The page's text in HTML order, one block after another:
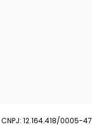
CNPJ: 12.164.418/0005-